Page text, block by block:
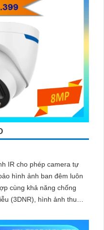
IR cho phép camera tự
hình ảnh ban đêm luôn
(3DNR), hình ảnh thu